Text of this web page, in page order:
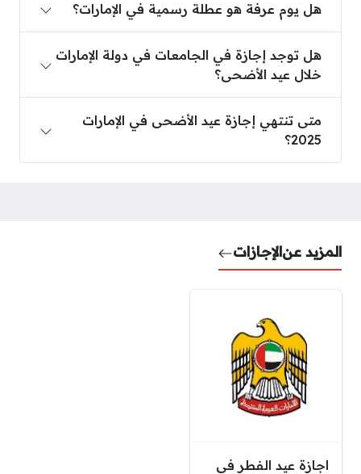
هل يوم عرفة هو عطلة رسمية في الإمارات؟
هل توجد إجازة في الجامعات في دولة الإمارات
خلال عيد الأضحى؟
متى تنتهي إجازة عيد الأضحى في الإمارات
2025؟
المزيد عنالإجازات
اجازة عيد الفطر في